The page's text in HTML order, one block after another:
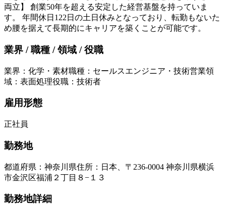
両立】 創業50年を超える安定した経営基盤を持っていま
す。 年間休日122日の土日休みとなっており、転勤もないた
め腰を据えて長期的にキャリアを築くことが可能です。
業界 / 職種 / 領域 / 役職
業界 ： 化学・素材職種 ： セールスエンジニア・技術営業領
域 ： 表面処理役職 ： 技術者
雇用形態
正社員
勤務地
都道府県 ： 神奈川県住所 ： 日本、〒236-0004 神奈川県横浜
市金沢区福浦２丁目８−１３
勤務地詳細